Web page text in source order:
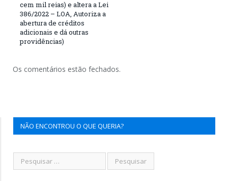
cem mil reias) e altera a Lei
386/2022 – LOA, Autoriza a
abertura de créditos
adicionais e dá outras
providências)
Os comentários estão fechados.
NÃO ENCONTROU O QUE QUERIA?